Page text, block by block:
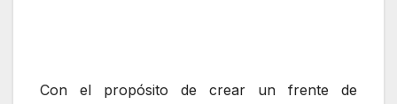
Con el propósito de crear un frente de